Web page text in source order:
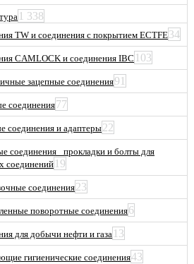
1 338
TW и соединения с покрытием ECTFE34
CAMLOCK и соединения IBC 103
зацепные соединения91
соединения77
соединения и адаптеры22
соединения_ прокладки и болты для
соединений19
соединения23
поворотные соединения6
для добычи нефти и газа 13
гигиенические соединения43